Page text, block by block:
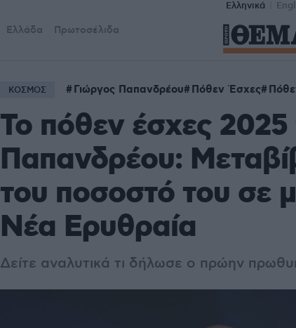
Ελληνικά
Ελλάδα Πρωτοσέλιδα
ΚΟΣΜΟΣ Γιώργος Παπανδρέου Πόθεν Έσχες
Το πόθεν έσχες
Παπανδρέου:
του ποσοστό του σε
Νέα Ερυθραία
Δείτε αναλυτικά τι δήλωσε ο πρώην